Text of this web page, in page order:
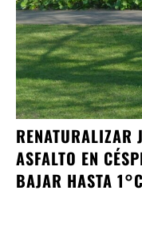
RENATURALIZAR
ASFALTO EN
BAJAR HASTA